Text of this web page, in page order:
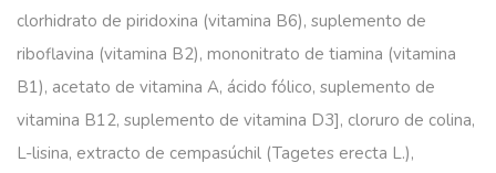
clorhidrato de piridoxina (vitamina B6), suplemento de
riboflavina (vitamina B2), mononitrato de tiamina (vitamina
B1), acetato de vitamina A, ácido fólico, suplemento de
vitamina B12, suplemento de vitamina D3], cloruro de colina,
L-lisina, extracto de cempasúchil (Tagetes erecta L.),